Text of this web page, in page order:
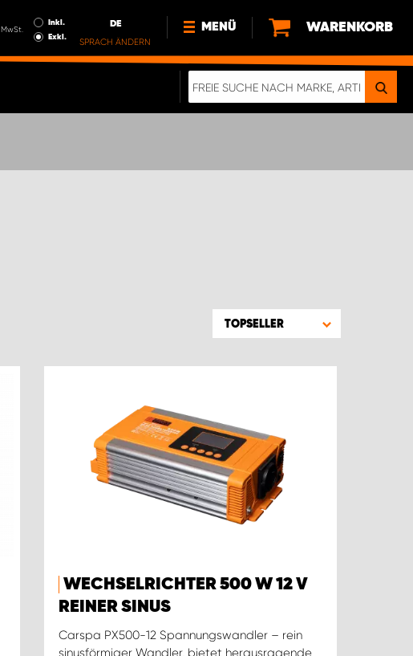
MwSt.
Inkl.
Exkl.
DE
SPRACH ÄNDERN
MENÜ
NEWS
WARENKORB
TOPSELLER
WECHSELRICHTER 500 W 12 V
REINER SINUS
Carspa PX500-12 Spannungswandler – rein
sinusförmiger Wandler, bietet herausragende